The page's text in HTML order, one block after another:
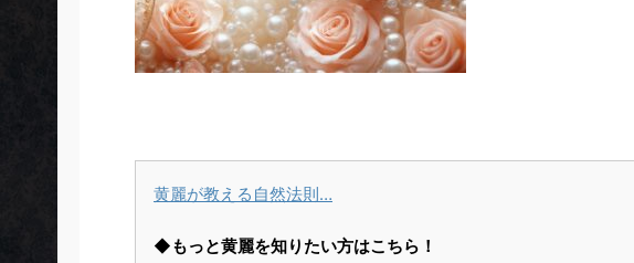
黄麗が教える自然法則…
◆もっと黄麗を知りたい方はこちら！